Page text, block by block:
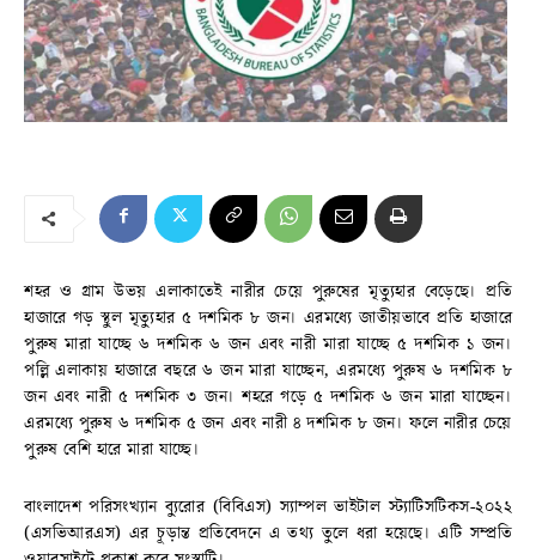
শহর ও গ্রাম উভয় এলাকাতেই নারীর চেয়ে পুরুষের মৃত্যুহার বেড়েছে। প্রতি
হাজারে গড় স্থুল মৃত্যুহার ৫ দশমিক ৮ জন। এরমধ্যে জাতীয়ভাবে প্রতি হাজারে
পুরুষ মারা যাচ্ছে ৬ দশমিক ৬ জন এবং নারী মারা যাচ্ছে ৫ দশমিক ১ জন।
পল্লি এলাকায় হাজারে বছরে ৬ জন মারা যাচ্ছেন, এরমধ্যে পুরুষ ৬ দশমিক ৮
জন এবং নারী ৫ দশমিক ৩ জন। শহরে গড়ে ৫ দশমিক ৬ জন মারা যাচ্ছেন।
এরমধ্যে পুরুষ ৬ দশমিক ৫ জন এবং নারী ৪ দশমিক ৮ জন। ফলে নারীর চেয়ে
পুরুষ বেশি হারে মারা যাচ্ছে।
বাংলাদেশ পরিসংখ্যান ব্যুরোর (বিবিএস) স্যাম্পল ভাইটাল স্ট্যাটিসটিকস-২০২২
(এসভিআরএস) এর চূড়ান্ত প্রতিবেদনে এ তথ্য তুলে ধরা হয়েছে। এটি সম্প্রতি